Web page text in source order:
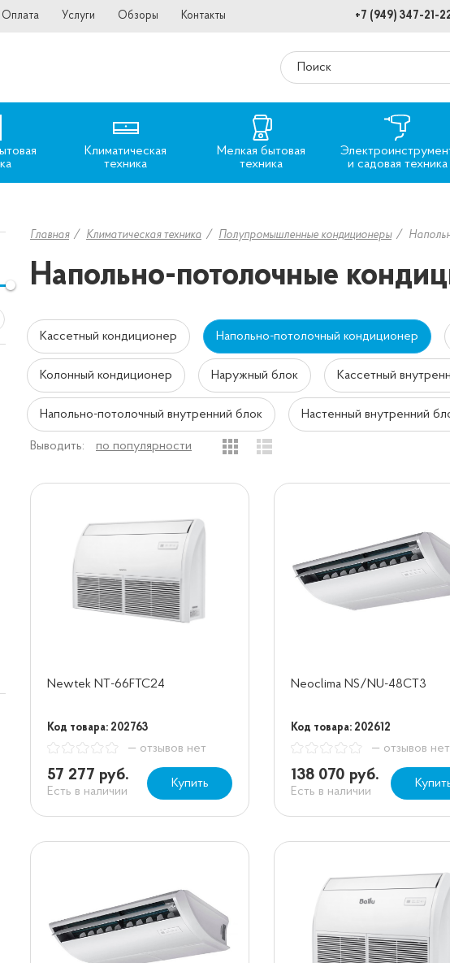
Оплата Услуги Обзоры Контакты +7 (949) 347-21-
Климатическая
техника
Мелкая бытовая
техника
и садовая техника
Главная Климатическая техника Полупромышленные кондиционеры
Напольно-потолочные
Кассетный кондиционер Напольно-потолочный кондиционер
Колонный кондиционер Наружный блок Кассетный
Напольно-потолочный внутренний блок Настенный внутренний
Выводить: по популярности
Newtek NT-66FTC24
Код товара: 202763
— отзывов нет
57 277 руб.
Есть в наличии
Купить
Neoclima NS/NU-48CT3
Код товара: 202612
— отзывов нет
138 070 руб.
Есть в наличии